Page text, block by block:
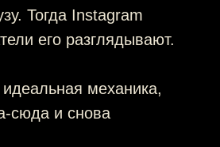
Тогда Instagram
его разглядывают.
механика,
сюда и снова